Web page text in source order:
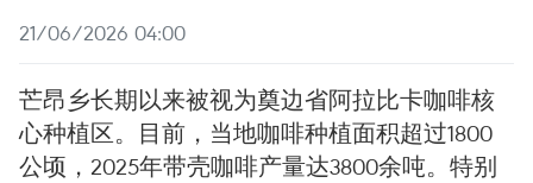
21/06/2026 04:00
芒昂乡长期以来被视为奠边省阿拉比卡咖啡核
心种植区。目前，当地咖啡种植面积超过1800
公顷，2025年带壳咖啡产量达3800余吨。特别